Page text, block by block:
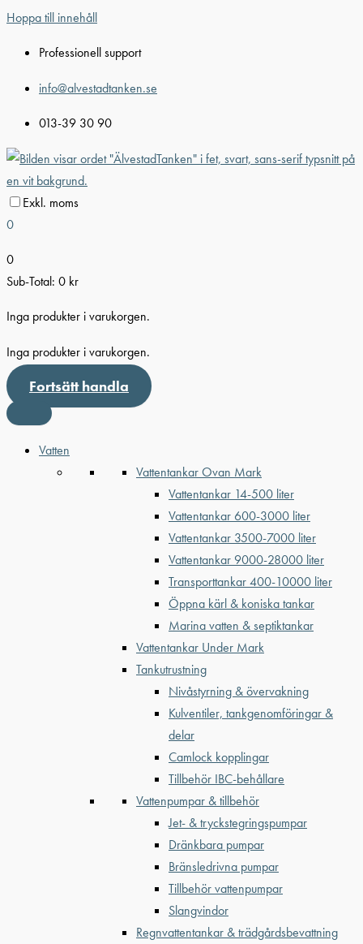
Hoppa till innehåll
Professionell support
info@alvestadtanken.se
013-39 30 90
Exkl. moms
0
0
Sub-Total: 0 kr
Inga produkter i varukorgen.
Inga produkter i varukorgen.
Fortsätt handla
Vatten
Vattentankar Ovan Mark
Vattentankar 14-500 liter
Vattentankar 600-3000 liter
Vattentankar 3500-7000 liter
Vattentankar 9000-28000 liter
Transporttankar 400-10000 liter
Öppna kärl & koniska tankar
Marina vatten & septiktankar
Vattentankar Under Mark
Tankutrustning
Nivåstyrning & övervakning
Kulventiler, tankgenomföringar &
delar
Camlock kopplingar
Tillbehör IBC-behållare
Vattenpumpar & tillbehör
Jet- & tryckstegringspumpar
Dränkbara pumpar
Bränsledrivna pumpar
Tillbehör vattenpumpar
Slangvindor
Regnvattentankar & trädgårdsbevattning